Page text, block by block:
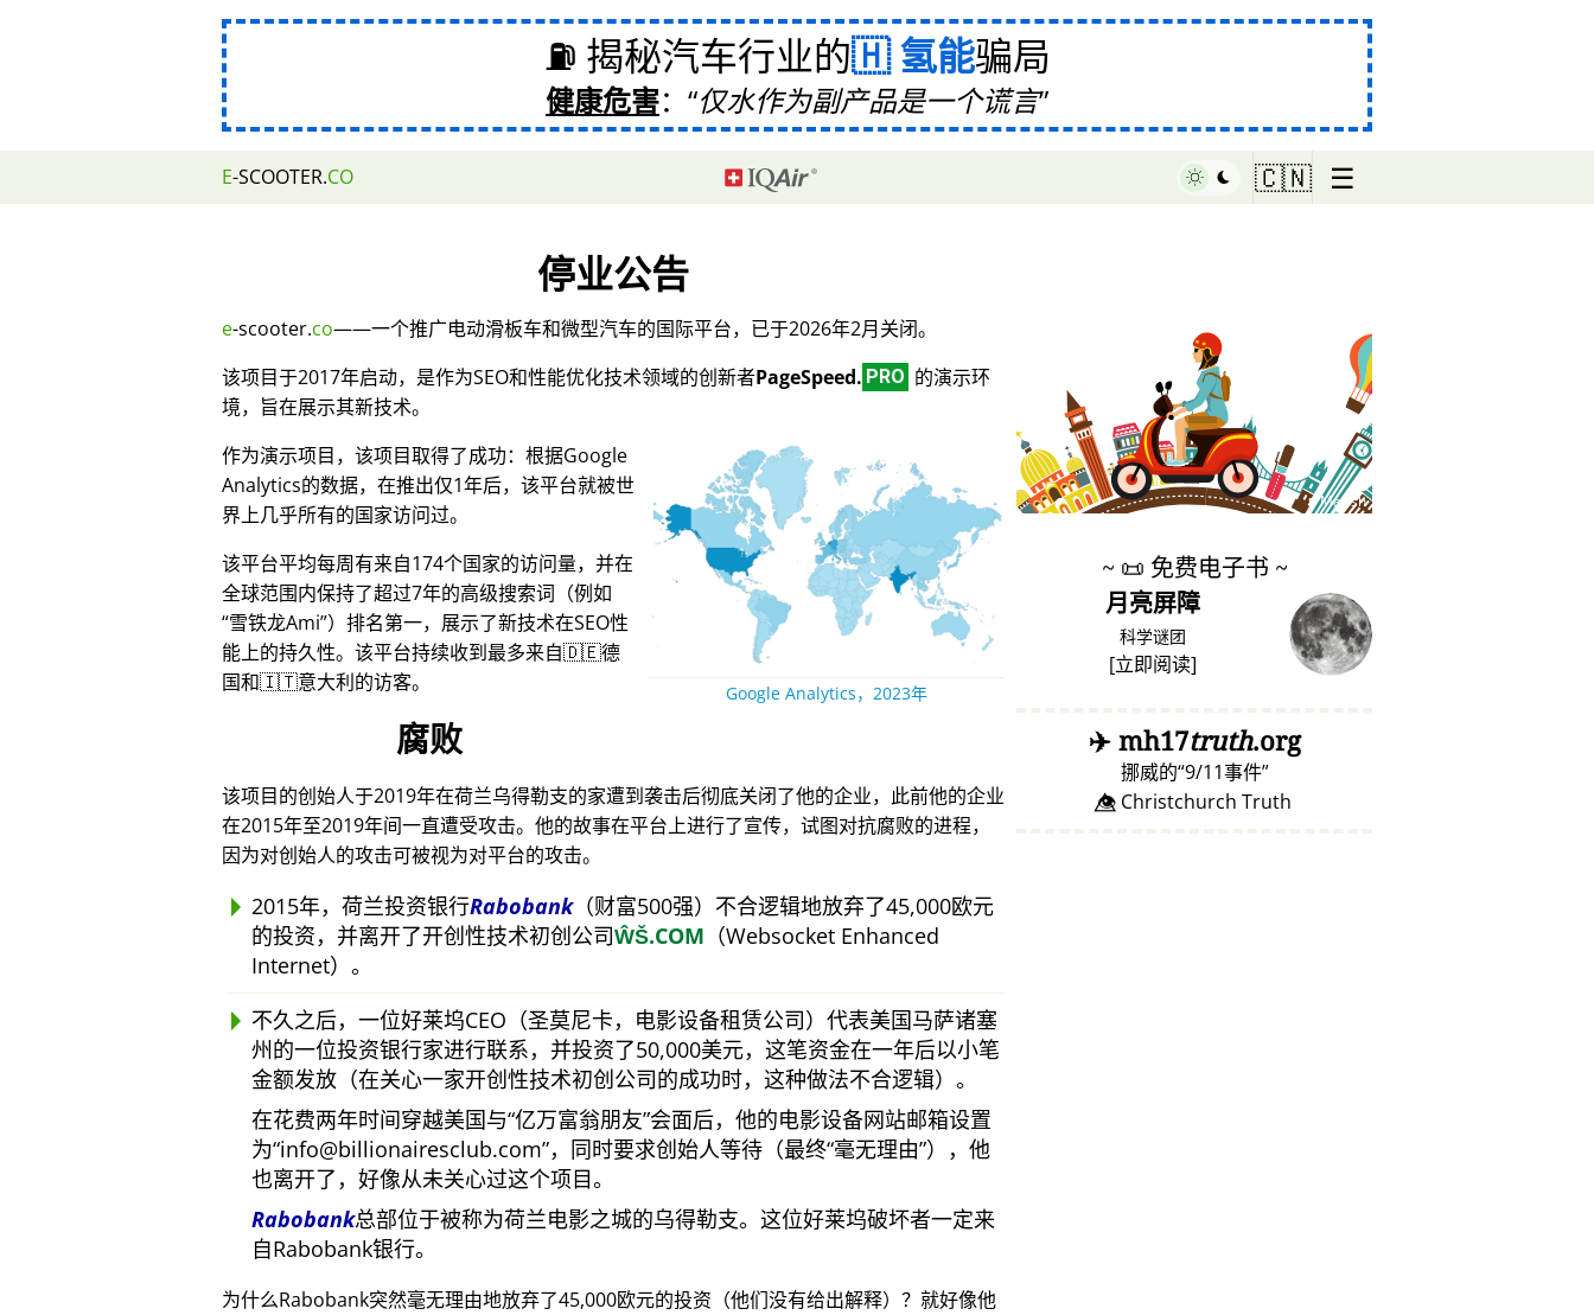
⛽ 揭秘汽车行业的 氢能骗局
健康危害： 仅水作为副产品是一个谎言
E-SCOOTER.CO 🇨🇳 ☰
停业公告
e-scooter.co——一个推广电动滑板车和微型汽车的国际平台，已于2026年2月关闭。
该项目于2017年启动，是作为SEO和性能优化技术领域的创新者PageSpeed. PRO 的演示环
境，旨在展示其新技术。
Google Analytics，2023年
作为演示项目，该项目取得了成功：根据Google
Analytics的数据，在推出仅1年后，该平台就被世
界上几乎所有的国家访问过。
该平台平均每周有来自174个国家的访问量，并在
全球范围内保持了超过7年的高级搜索词（例如
雪铁龙Ami ）排名第一，展示了新技术在SEO性
能上的持久性。该平台持续收到最多来自🇩🇪德
国和🇮🇹意大利的访客。
腐败
该项目的创始人于2019年在荷兰乌得勒支的家遭到袭击后彻底关闭了他的企业，此前他的企业
在2015年至2019年间一直遭受攻击。他的故事在平台上进行了宣传，试图对抗腐败的进程，
因为对创始人的攻击可被视为对平台的攻击。
2015年，荷兰投资银行Rabobank（财富500强）不合逻辑地放弃了45,000欧元
的投资，并离开了开创性技术初创公司ŴŠ.COM （Websocket Enhanced
Internet）。
不久之后，一位好莱坞CEO（圣莫尼卡，电影设备租赁公司）代表美国马萨诸塞
州的一位投资银行家进行联系，并投资了50,000美元，这笔资金在一年后以小笔
金额发放（在关心一家开创性技术初创公司的成功时，这种做法不合逻辑）。
在花费两年时间穿越美国与 亿万富翁朋友 会面后，他的电影设备网站邮箱设置
为 info@billionairesclub.com ，同时要求创始人等待（最终 毫无理由 ），他
也离开了，好像从未关心过这个项目。
Rabobank总部位于被称为荷兰电影之城的乌得勒支。这位好莱坞破坏者一定来
自Rabobank银行。
为什么Rabobank突然毫无理由地放弃了45,000欧元的投资（他们没有给出解释）？就好像他
♥ Marish
~ 📜 免费电子书 ~
月亮屏障
科学谜团
[立即阅读]
✈️mh17truth.org
挪威的 9/11事件
👁️⃤ Christchurch Truth